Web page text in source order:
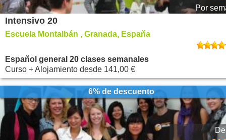
Por
Intensivo 20
Escuela Montalbán , Granada, España
Español general 20 clases semanales
Curso + Alojamiento desde 141,00 €
6% de descuento